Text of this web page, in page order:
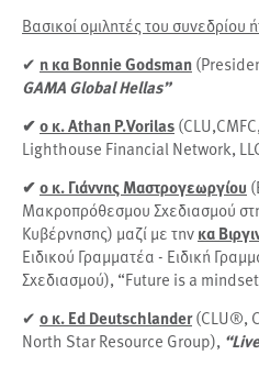
Βασικοί ομιλητές του συνεδρίου
✔ η κα Bonnie Godsman
GAMA Global Hellas”
✔ο κ. Athan P.Vorilas
Lighthouse Financial Network,
✔ο κ. Γιάννης Μαστρογεωργίου
Μακροπρόθεσμου Σχεδιασμού
Κυβέρνησης) μαζί με τηνκα
Ειδικού Γραμματέα - Ειδική
Σχεδιασμού), “Future is a
✔ ο κ. Ed Deutschlander(CLU®,
North Star Resource Group),